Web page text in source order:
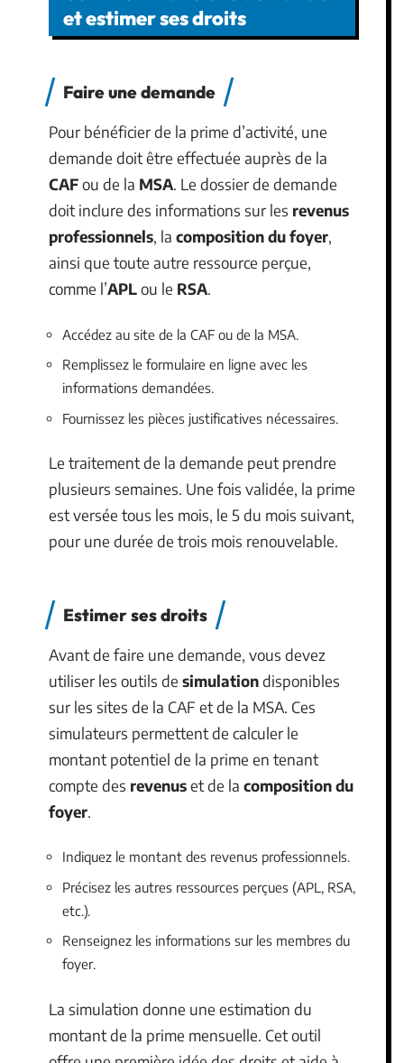
et estimer ses droits
Faire une demande
Pour bénéficier de la prime d’activité, une
demande doit être effectuée auprès de la
CAFou de la MSA. Le dossier de demande
doit inclure des informations sur les revenus
professionnels, la composition du foyer,
ainsi que toute autre ressource perçue,
comme l’APLou le RSA.
Accédez au site de la CAF ou de la MSA.
Remplissez le formulaire en ligne avec les
informations demandées.
Fournissez les pièces justificatives nécessaires.
Le traitement de la demande peut prendre
plusieurs semaines. Une fois validée, la prime
est versée tous les mois, le 5 du mois suivant,
pour une durée de trois mois renouvelable.
Estimer ses droits
Avant de faire une demande, vous devez
utiliser les outils de simulationdisponibles
sur les sites de la CAF et de la MSA. Ces
simulateurs permettent de calculer le
montant potentiel de la prime en tenant
compte des revenuset de la composition du
foyer.
Indiquez le montant des revenus professionnels.
Précisez les autres ressources perçues (APL, RSA,
etc.).
Renseignez les informations sur les membres du
foyer.
La simulation donne une estimation du
montant de la prime mensuelle. Cet outil